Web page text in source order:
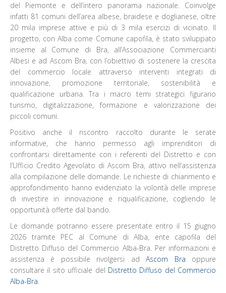
del Piemonte e dell’intero panorama nazionale. Coinvolge
infatti 81 comuni dell’area albese, braidese e doglianese, oltre
20 mila imprese attive e più di 3 mila esercizi di vicinato. Il
progetto, con Alba come Comune capofila, è stato sviluppato
insieme al Comune di Bra, all’Associazione Commercianti
Albesi e ad Ascom Bra, con l’obiettivo di sostenere la crescita
del commercio locale attraverso interventi integrati di
innovazione, promozione territoriale, sostenibilità e
qualificazione urbana. Tra i macro temi strategici figurano
turismo, digitalizzazione, formazione e valorizzazione dei
piccoli comuni.
Positivo anche il riscontro raccolto durante le serate
informative, che hanno permesso agli imprenditori di
confrontarsi direttamente con i referenti del Distretto e con
l’Ufficio Credito Agevolato di Ascom Bra, attivo nell’assistenza
alla compilazione delle domande. Le richieste di chiarimento e
approfondimento hanno evidenziato la volontà delle imprese
di investire in innovazione e riqualificazione, cogliendo le
opportunità offerte dal bando.
Le domande potranno essere presentate entro il 15 giugno
2026 tramite PEC al Comune di Alba, ente capofila del
Distretto Diffuso del Commercio Alba-Bra. Per informazioni e
assistenza è possibile rivolgersi adAscom Bra oppure
consultare il sito ufficiale del Distretto Diffuso del Commercio
Alba-Bra.